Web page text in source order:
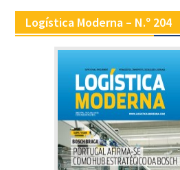
Logística Moderna – N.º 204